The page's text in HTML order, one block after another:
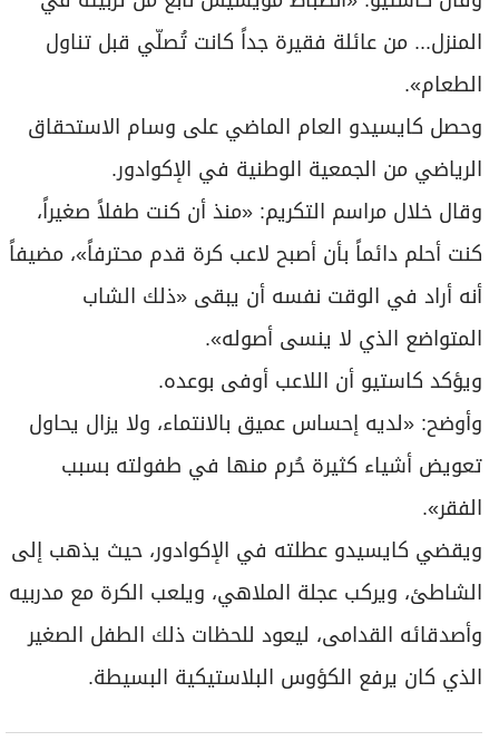
المنزل... من عائلة فقيرة جداً كانت تُصلّي قبل تناول
الطعام».
وحصل كايسيدو العام الماضي على وسام الاستحقاق
الرياضي من الجمعية الوطنية في الإكوادور.
وقال خلال مراسم التكريم: «منذ أن كنت طفلاً صغيراً،
كنت أحلم دائماً بأن أصبح لاعب كرة قدم محترفاً»، مضيفاً
أنه أراد في الوقت نفسه أن يبقى «ذلك الشاب
المتواضع الذي لا ينسى أصوله».
ويؤكد كاستيو أن اللاعب أوفى بوعده.
وأوضح: «لديه إحساس عميق بالانتماء، ولا يزال يحاول
تعويض أشياء كثيرة حُرم منها في طفولته بسبب
الفقر».
ويقضي كايسيدو عطلته في الإكوادور، حيث يذهب إلى
الشاطئ، ويركب عجلة الملاهي، ويلعب الكرة مع مدربيه
وأصدقائه القدامى، ليعود للحظات ذلك الطفل الصغير
الذي كان يرفع الكؤوس البلاستيكية البسيطة.